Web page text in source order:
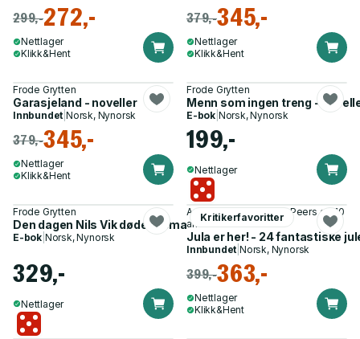
299,-272,-
Nettlager
Klikk&Hent
379,-345,-
Nettlager
Klikk&Hent
Frode Grytten
Garasjeland - noveller
Innbundet |Norsk, Nynorsk
379,-345,-
Nettlager
Klikk&Hent
Frode Grytten
Menn som ingen treng -
E-bok Norsk, Nynorsk
199,-
Nettlager
Frode Grytten
Den dagen Nils Vik døde - roman
E-bok Norsk, Nynorsk
329,-
Nettlager
Kritikerfavoritter
Agnes Ravatn, Bobbie Peers og 10
andre
Jula er her! - 24 fantastiske
Innbundet |Norsk, Nynorsk
399,-363,-
Nettlager
Klikk&Hent